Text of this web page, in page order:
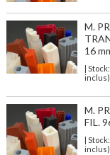
M.
16
|
inclus)
M.
FIL.
|
inclus)